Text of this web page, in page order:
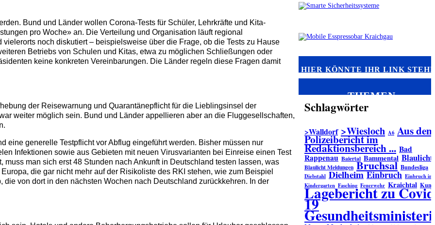
Bund und Länder wollen Corona-Tests für Schüler, Lehrkräfte und Kita-
pro Woche» an. Die Verteilung und Organisation läuft regional
noch diskutiert – beispielsweise über die Frage, ob die Tests zu Hause
Betriebs von Schulen und Kitas, etwa zu möglichen Schließungen oder
keine konkreten Vereinbarungen. Die Länder regeln diese Fragen damit
der Reisewarnung und Quarantänepflicht für die Lieblingsinsel der
weiter möglich sein. Bund und Länder appellieren aber an die Fluggesellschaften,
eine generelle Testpflicht vor Abflug eingeführt werden. Bisher müssen nur
Infektionen sowie aus Gebieten mit neuen Virusvarianten bei Einreise einen Test
man sich erst 48 Stunden nach Ankunft in Deutschland testen lassen, was
die gar nicht mehr auf der Risikoliste des RKI stehen, wie zum Beispiel
von dort in den nächsten Wochen nach Deutschland zurückkehren. In der
HIER KÖNNTE IHR LINK
THEMEN
Schlagwörter
>Walldorf >Wiesloch A6 Aus dem
Polizeibericht im
Redaktionsbereich ... Bad
Rappenau Baiertal Bammental Blaulicht
Blaulicht Meldungen Bruchsal Bundesliga
Diebstahl Dielheim Einbruch Einbruch in
Kindergarten Fasching Feuerwehr Kraichtal
Lagebericht zu
19